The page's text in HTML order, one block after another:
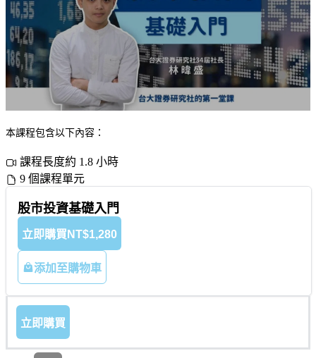
本課程包含以下內容：
課程長度約 1.8 小時
9 個課程單元
股市投資基礎入門
立即購買 NT$1,280
添加至購物車
立即購買